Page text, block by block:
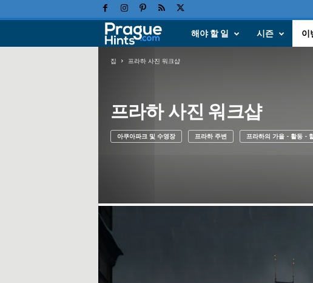
휴
가
해야 할 일 시즌 이
집 프라하 사진 워크샵
프라하 사진 워크샵
아쿠아파크 및 수영장 프라하 주변 프라하의 가을 - 활동 -